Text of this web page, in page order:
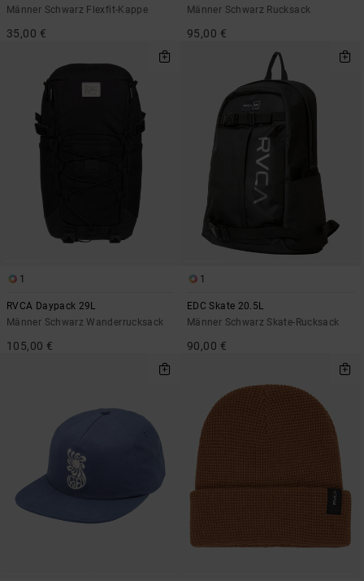
Männer Schwarz Flexfit-Kappe
35,00 €
Männer Schwarz Rucksack
95,00 €
1
RVCA Daypack 29L
Männer Schwarz Wanderrucksack
105,00 €
1
EDC Skate 20.5L
Männer Schwarz Skate-Rucksack
90,00 €